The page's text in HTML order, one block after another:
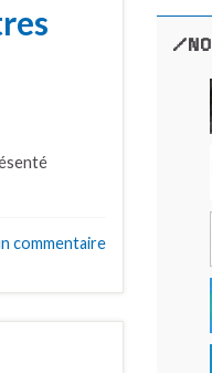
commentaire
/